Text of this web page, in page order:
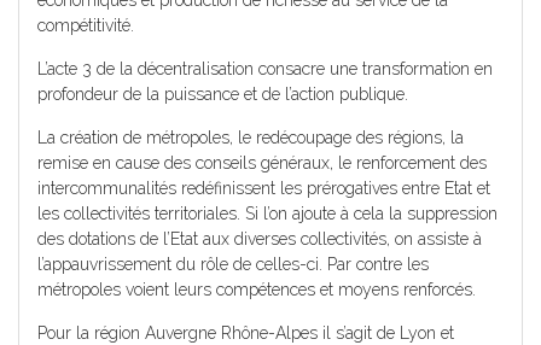
compétitivité.
L’acte 3 de la décentralisation consacre une transformation en
profondeur de la puissance et de l’action publique.
La création de métropoles, le redécoupage des régions, la
remise en cause des conseils généraux, le renforcement des
intercommunalités redéfinissent les prérogatives entre Etat et
les collectivités territoriales. Si l’on ajoute à cela la suppression
des dotations de l’Etat aux diverses collectivités, on assiste à
l’appauvrissement du rôle de celles-ci. Par contre les
métropoles voient leurs compétences et moyens renforcés.
Pour la région Auvergne Rhône-Alpes il s’agit de Lyon et